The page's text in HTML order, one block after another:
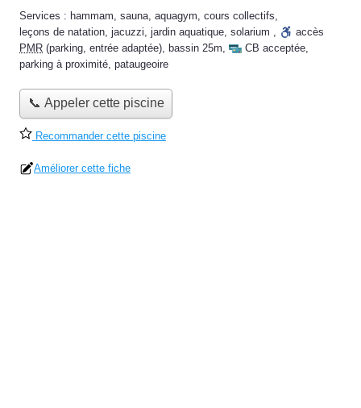
Services : hammam, sauna, aquagym, cours collectifs,
leçons de natation, jacuzzi, jardin aquatique, solarium ,
accès
PMR (parking, entrée adaptée), bassin 25m, CB acceptée,
parking à proximité, pataugeoire
📞 Appeler cette piscine
Recommander cette piscine
Améliorer cette fiche